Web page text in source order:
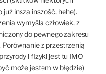
już insza inszość, hehe).
wymyśla człowiek, z
do pewnego zakresu
z przestrzenią
i fizyki jest tu IMO
może jestem w błędzie)